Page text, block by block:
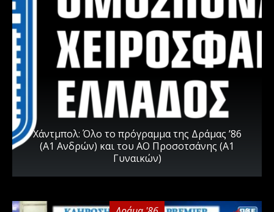
Χάντμπολ: Όλο το πρόγραμμα της Δράμας ’86
(Α1 Ανδρών) και του ΑΟ Προσοτσάνης (Α1
Γυναικών)